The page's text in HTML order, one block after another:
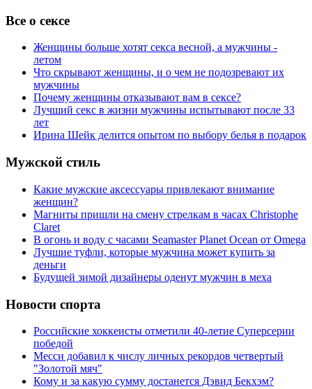
Все о сексе
Женщины больше хотят секса весной, а мужчины -
летом
Что скрывают женщины, и о чем не подозревают их
мужчины
Почему женщины отказывают вам в сексе?
Лучший секс в жизни мужчины испытывают после 33
лет
Ирина Шейк делится опытом по выбору белья в подарок
Мужской стиль
Какие мужские аксессуары привлекают внимание
женщин?
Магниты пришли на смену стрелкам в часах Christophe
Claret
В огонь и воду с часами Seamaster Planet Ocean от Omega
Лучшие туфли, которые мужчина может купить за
деньги
Будущей зимой дизайнеры оденут мужчин в меха
Новости спорта
Российские хоккеисты отметили 40-летие Суперсерии
победой
Месси добавил к числу личных рекордов четвертый
"Золотой мяч"
Кому и за какую сумму достанется Дэвид Бекхэм?